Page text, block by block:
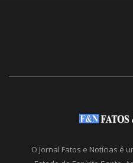
O Jornal Fatos e Notícias é